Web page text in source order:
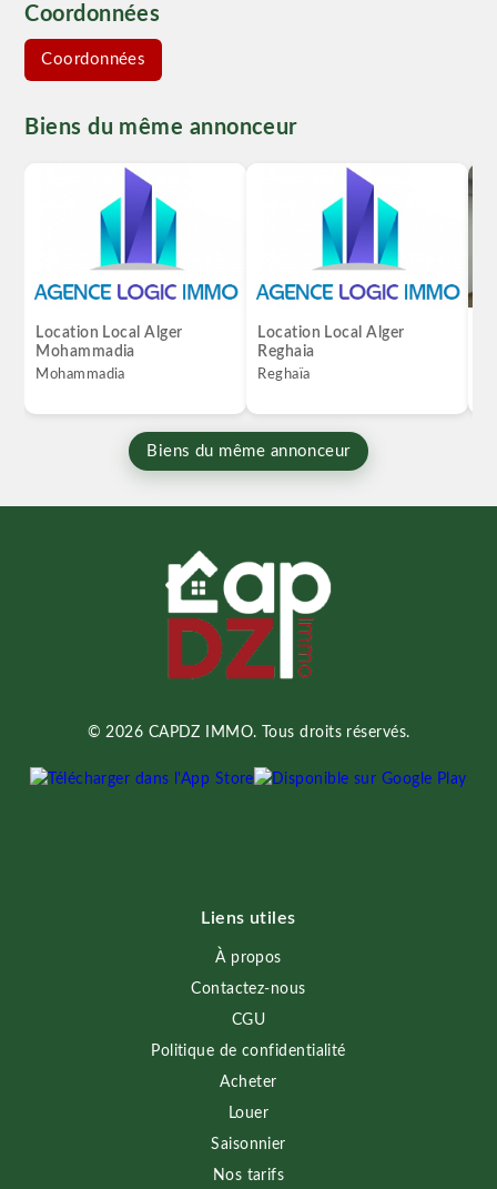
Coordonnées
Coordonnées
Biens du même annonceur
Location Local Alger
Mohammadia
Mohammadia
Location Local Alger
Reghaia
Reghaïa
Biens du même annonceur
© 2026 CAPDZ IMMO. Tous droits réservés.
Liens utiles
À propos
Contactez-nous
CGU
Politique de confidentialité
Acheter
Louer
Saisonnier
Nos tarifs